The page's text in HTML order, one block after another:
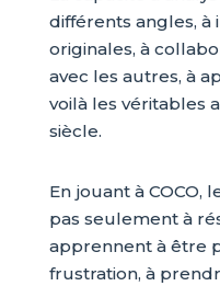
différents angles, à
originales, à
avec les autres, à
voilà les véritables
siècle.
En jouant à COCO,
pas seulement à
apprennent à être
frustration, à